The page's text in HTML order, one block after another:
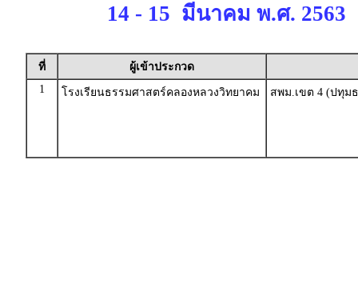
14 - 15 มีนาคม พ.ศ. 2563
ที่
ผู้เข้าประกวด
1
โรงเรียนธรรมศาสตร์คลองหลวงวิทยาคม สพม.เขต 4 (ปทุม